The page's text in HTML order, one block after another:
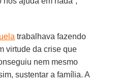
trabalhava fazendo
virtude da crise que
nem mesmo
sustentar a família. A